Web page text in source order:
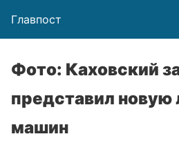
Главпост
Фото: Каховский
представил новую
машин